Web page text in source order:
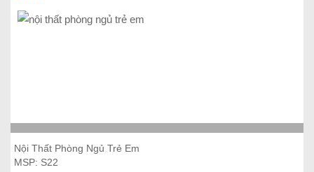
Thêm vào giỏ hàng
Nội Thất Phòng Ngủ Trẻ Em
MSP: S22